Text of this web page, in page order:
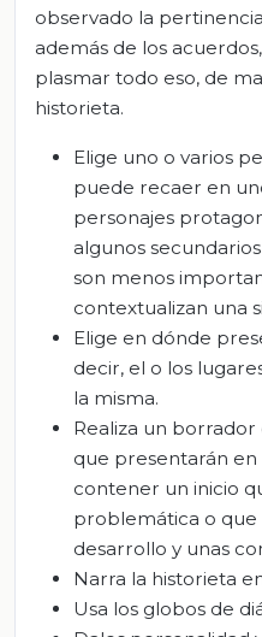
observado la
además de los
plasmar todo eso, de
historieta.
Elige uno o varios
puede recaer en
personajes
algunos
son menos
contextualizan una
Elige en dónde
decir, el o los
la misma.
Realiza un
que presentarán
contener un inicio
problemática o que
desarrollo y unas
Narra la historieta
Usa los globos de